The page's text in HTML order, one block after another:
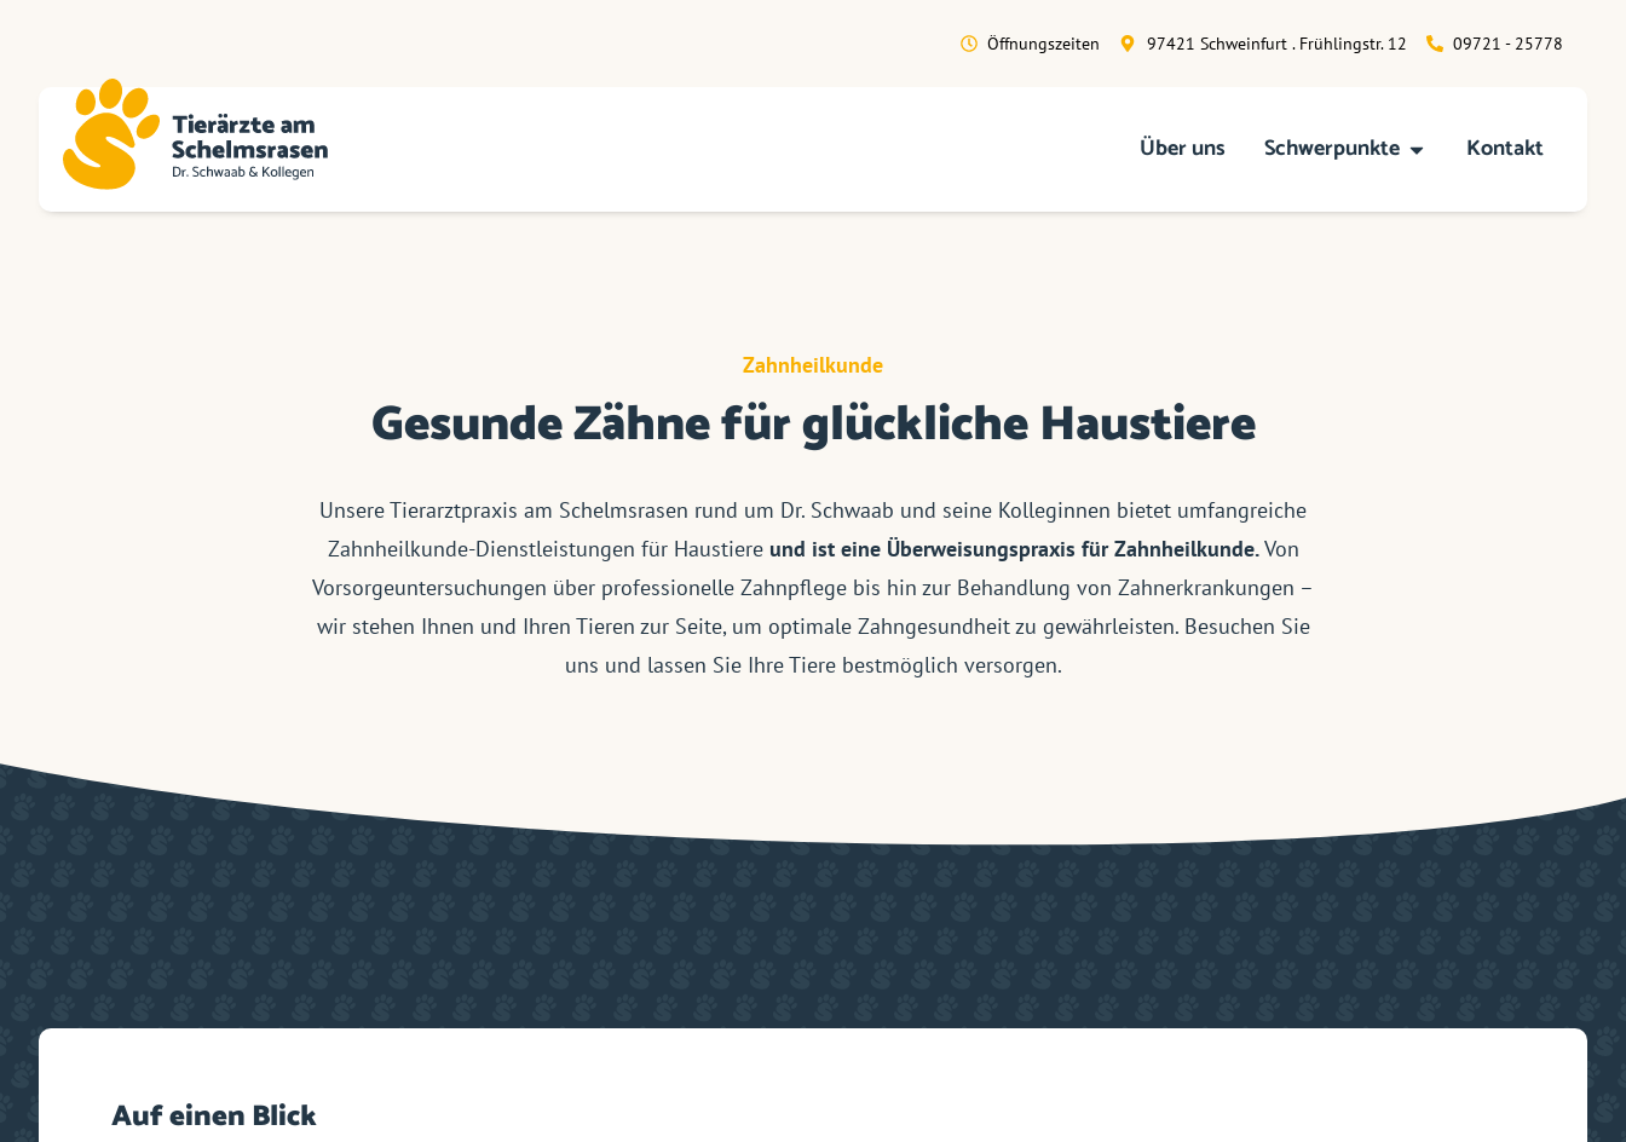
Öffnungszeiten 97421 Schweinfurt . Frühlingstr. 12 09721 - 25778
Über uns Schwerpunkte Kontakt
Zahnheilkunde
Gesunde Zähne für glückliche Haustiere
Unsere Tierarztpraxis am Schelmsrasen rund um Dr. Schwaab und seine Kolleginnen bietet umfangreiche
Zahnheilkunde-Dienstleistungen für Haustiere und ist eine Überweisungspraxis für Zahnheilkunde.Von
Vorsorgeuntersuchungen über professionelle Zahnpflege bis hin zur Behandlung von Zahnerkrankungen –
wir stehen Ihnen und Ihren Tieren zur Seite, um optimale Zahngesundheit zu gewährleisten. Besuchen Sie
uns und lassen Sie Ihre Tiere bestmöglich versorgen.
Auf einen Blick